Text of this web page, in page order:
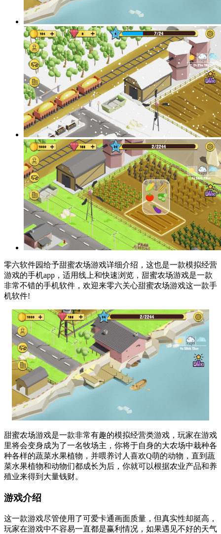
零六软件园给予甜蜜农场游戏详细介绍，这也是一款模拟经营
游戏的手机app，适用线上和快速浏览，甜蜜农场游戏是一款
非常不错的手机软件，欢迎来零六关心甜蜜农场游戏这一款手
机软件!
甜蜜农场游戏是一款非常有趣的模拟经营类游戏，玩家在游戏
里将会变身成为了一名牧场主，你将于自身的大农场中栽种各
种各样的蔬菜水果植物，并喂养讨人喜欢Q萌的动物，直到蔬
菜水果植物和动物们都成长为后，你就可以根据农业产品和养
殖业来得到大量钱财。
游戏介绍
这一款游戏尽管使用了可爱卡通画面质量，但真实性却挺高，
玩家在游戏中不容易一直都是赢利情况，如果遇见不好的天气